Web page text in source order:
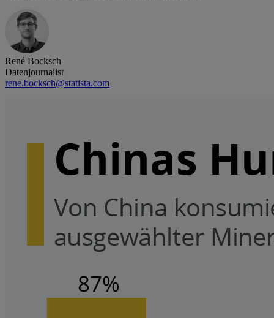
René Bocksch
Datenjournalist
rene.bocksch@statista.com